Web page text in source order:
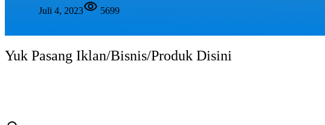
Juli 4, 2023
5699
Yuk Pasang Iklan/Bisnis/Produk Disini